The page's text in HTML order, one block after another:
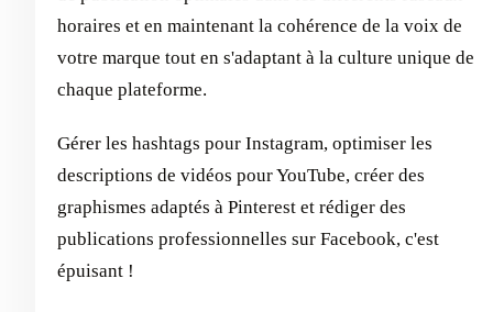
horaires et en maintenant la cohérence de la voix de
votre marque tout en s'adaptant à la culture unique de
chaque plateforme.
Gérer les hashtags pour Instagram, optimiser les
descriptions de vidéos pour YouTube, créer des
graphismes adaptés à Pinterest et rédiger des
publications professionnelles sur Facebook, c'est
épuisant !